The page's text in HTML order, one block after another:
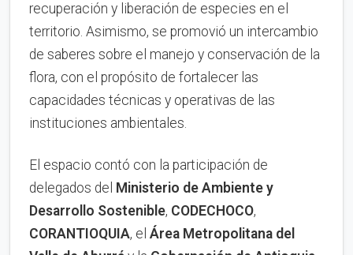
recuperación y liberación de especies en el
territorio. Asimismo, se promovió un intercambio
de saberes sobre el manejo y conservación de la
flora, con el propósito de fortalecer las
capacidades técnicas y operativas de las
instituciones ambientales.
El espacio contó con la participación de
delegados del Ministerio de Ambiente y
Desarrollo Sostenible, CODECHOCO,
CORANTIOQUIA, el Área Metropolitana del